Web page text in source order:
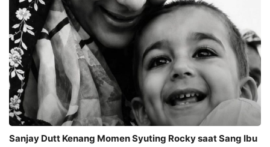
Sanjay Dutt Kenang Momen Syuting Rocky saat Sang Ibu